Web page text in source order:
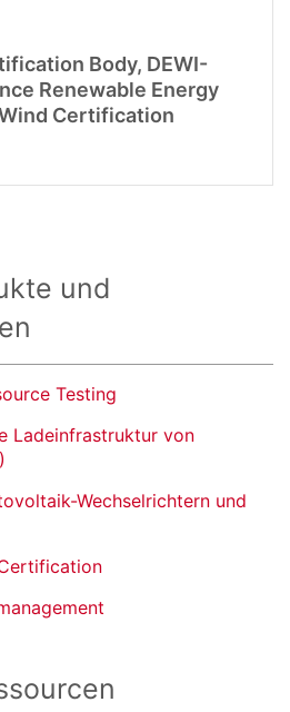
Body, DEWI-
Renewable Energy
Certification
und
Testing
Ladeinfrastruktur von
Wechselrichtern und